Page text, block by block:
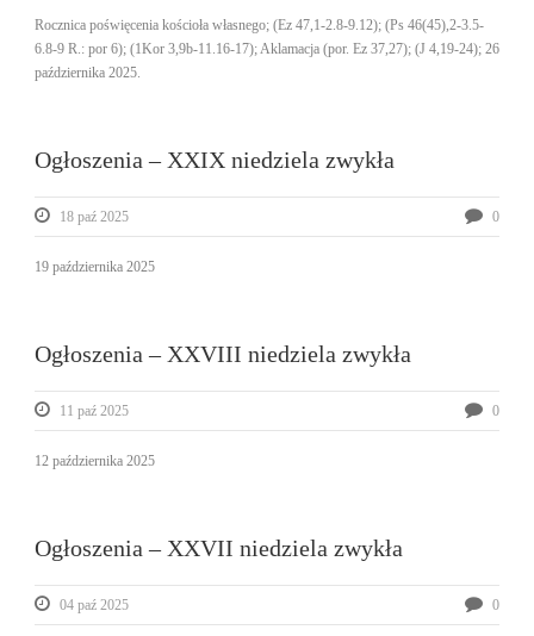
Rocznica poświęcenia kościoła własnego; (Ez 47,1-2.8-9.12); (Ps 46(45),2-3.5-
6.8-9 R.: por 6); (1Kor 3,9b-11.16-17); Aklamacja (por. Ez 37,27); (J 4,19-24); 26
października 2025.
Ogłoszenia – XXIX niedziela zwykła
18 paź 2025 0
19 października 2025
Ogłoszenia – XXVIII niedziela zwykła
11 paź 2025 0
12 października 2025
Ogłoszenia – XXVII niedziela zwykła
04 paź 2025 0